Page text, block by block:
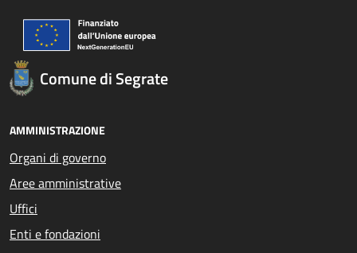
Comune di Segrate
AMMINISTRAZIONE
Organi di governo
Aree amministrative
Uffici
Enti e fondazioni